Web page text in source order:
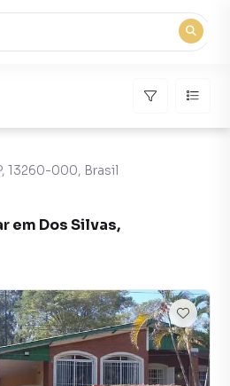
13260-000, Brasil
em Dos Silvas,